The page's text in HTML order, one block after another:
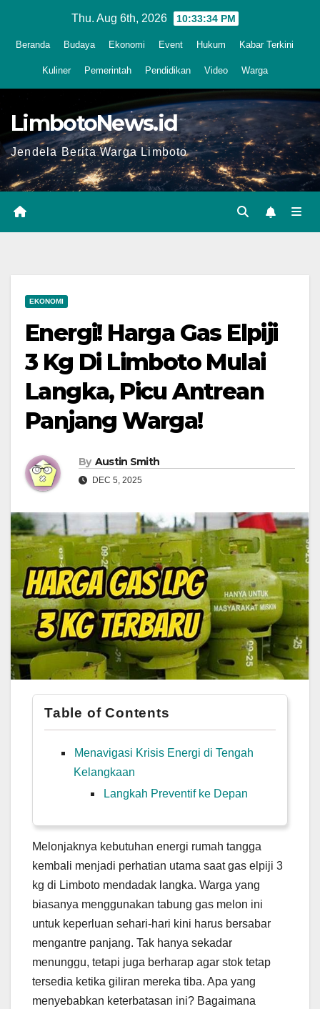
Thu. Aug 6th, 2026 10:33:35 PM
Beranda Budaya Ekonomi Event Hukum Kabar Terkini
Kuliner Pemerintah Pendidikan Video Warga
LimbotoNews.id
Jendela Berita Warga Limboto
EKONOMI
Energi! Harga Gas Elpiji
3 Kg Di Limboto Mulai
Langka, Picu Antrean
Panjang Warga!
By Austin Smith
DEC 5, 2025
Table of Contents
Menavigasi Krisis Energi di Tengah
Kelangkaan
Langkah Preventif ke Depan
Melonjaknya kebutuhan energi rumah tangga
kembali menjadi perhatian utama saat gas elpiji 3
kg di Limboto mendadak langka. Warga yang
biasanya menggunakan tabung gas melon ini
untuk keperluan sehari-hari kini harus bersabar
mengantre panjang. Tak hanya sekadar
menunggu, tetapi juga berharap agar stok tetap
tersedia ketika giliran mereka tiba. Apa yang
menyebabkan keterbatasan ini? Bagaimana